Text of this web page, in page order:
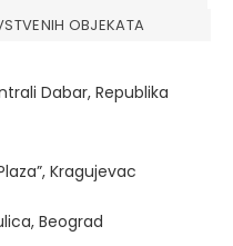
OBJEKATA